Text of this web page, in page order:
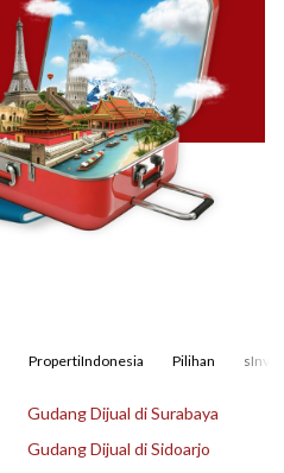
PropertiIndonesia Pilihan
Gudang Dijual di Surabaya
Gudang Dijual di Sidoarjo